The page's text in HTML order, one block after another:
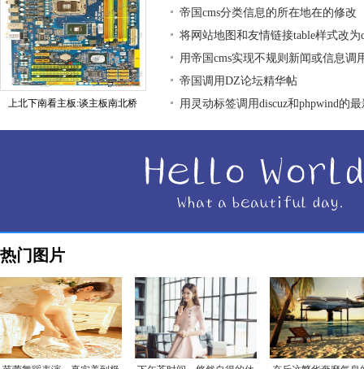
上北下南看主板:谈主板南北桥
帝国cms分类信息的所在地在的修改
将网站地图和友情链接table样式改为
用帝国cms实现不规则新闻或信息调
帝国调用DZ论坛精华帖
用灵动标签调用discuz和phpwind的
热门图片